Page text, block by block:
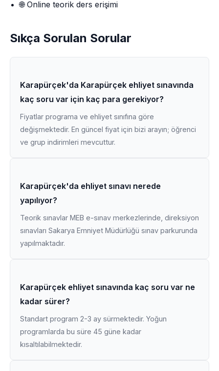
🌐 Online teorik ders erişimi
Sıkça Sorulan Sorular
Karapürçek'da Karapürçek ehliyet sınavında
kaç soru var için kaç para gerekiyor?
Fiyatlar programa ve ehliyet sınıfına göre
değişmektedir. En güncel fiyat için bizi arayın; öğrenci
ve grup indirimleri mevcuttur.
Karapürçek'da ehliyet sınavı nerede
yapılıyor?
Teorik sınavlar MEB e-sınav merkezlerinde, direksiyon
sınavları Sakarya Emniyet Müdürlüğü sınav parkurunda
yapılmaktadır.
Karapürçek ehliyet sınavında kaç soru var ne
kadar sürer?
Standart program 2-3 ay sürmektedir. Yoğun
programlarda bu süre 45 güne kadar
kısaltılabilmektedir.